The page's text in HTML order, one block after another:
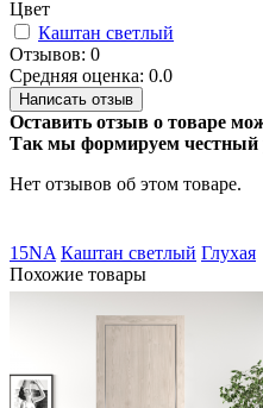
Цвет
Каштан светлый
Отзывов: 0
Средняя оценка: 0.0
Написать отзыв
Оставить отзыв о товаре
Так мы формируем честный
Нет отзывов об этом товаре.
15NA Каштан светлый Глухая
Похожие товары